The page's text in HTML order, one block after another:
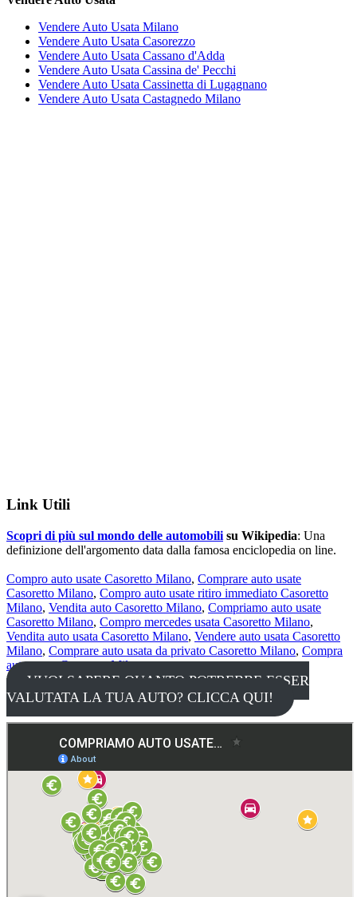
Vendere Auto Usata Milano
Vendere Auto Usata Casorezzo
Vendere Auto Usata Cassano d'Adda
Vendere Auto Usata Cassina de' Pecchi
Vendere Auto Usata Cassinetta di Lugagnano
Vendere Auto Usata Castagnedo Milano
Link Utili
Scopri di più sul mondo delle automobili su Wikipedia: Una
definizione dell'argomento data dalla famosa enciclopedia on line.
Compro auto usate Casoretto Milano, Comprare auto usate
Casoretto Milano, Compro auto usate ritiro immediato Casoretto
Milano, Vendita auto Casoretto Milano, Compriamo auto usate
Casoretto Milano, Compro mercedes usata Casoretto Milano,
Vendita auto usata Casoretto Milano, Vendere auto usata Casoretto
Milano, Comprare auto usata da privato Casoretto Milano, Compra
auto usate Casoretto Milano,
VUOI SAPERE QUANTO POTREBBE ESSER
VALUTATA LA TUA AUTO? CLICCA QUI!